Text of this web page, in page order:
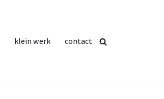
klein werk contact